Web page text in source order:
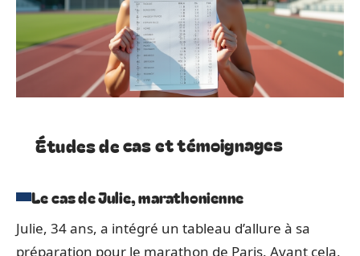
Études de cas et témoignages
Le cas de Julie, marathonienne
Julie, 34 ans, a intégré un tableau d’allure à sa
préparation pour le marathon de Paris. Avant cela,